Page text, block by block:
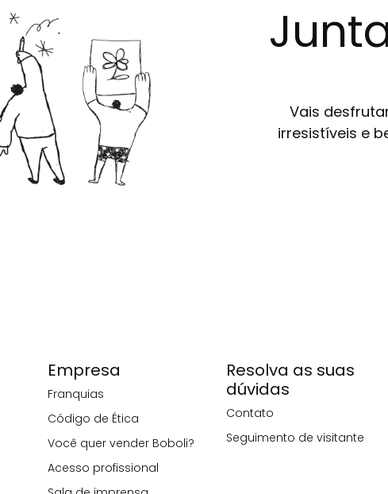
Vais
irresistíveis e
Empresa
Franquias
Código de Ética
Você quer vender Boboli?
Acesso profissional
Resolva as suas
dúvidas
Contato
Seguimento de visitante